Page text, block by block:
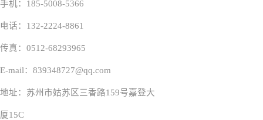
手机：185-5008-5366
电话：132-2224-8861
传真：0512-68293965
E-mail：839348727@qq.com
地址：苏州市姑苏区三香路159号嘉登大
厦15C